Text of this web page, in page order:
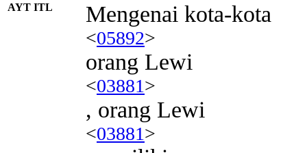
AYT ITL Mengenai kota-kota
<05892>
orang Lewi
<03881>
, orang Lewi
<03881>